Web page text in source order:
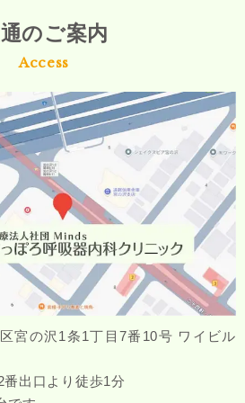
のご案内
Access
宮の沢1条1丁目7番10号 ワイビル
出口より徒歩1分